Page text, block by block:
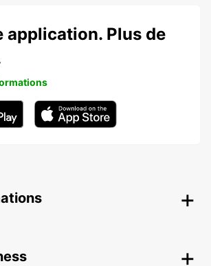
application. Plus de